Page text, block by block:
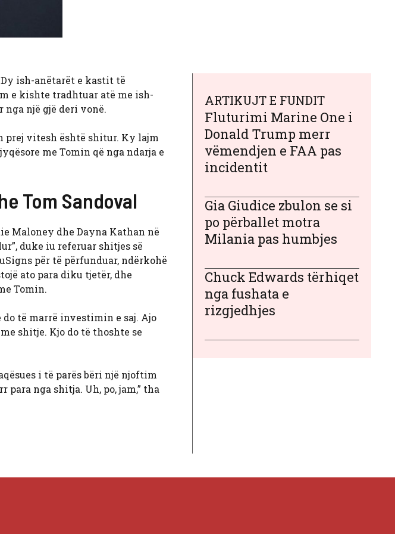
ish-anëtarët e kastit të
e kishte tradhtuar atë me ish-
nga një gjë deri vonë.
prej vitesh është shitur. Ky lajm
me Tomin që nga ndarja e
Tom Sandoval
Maloney dhe Dayna Kathan në
duke iu referuar shitjes së
për të përfunduar, ndërkohë
ato para diku tjetër, dhe
Tomin.
të marrë investimin e saj. Ajo
shitje. Kjo do të thoshte se
i të parës bëri një njoftim
para nga shitja. Uh, po, jam,” tha
ARTIKUJT E FUNDIT
Fluturimi Marine One i
Donald Trump merr
vëmendjen e FAA pas
incidentit
Gia Giudice zbulon se si
po përballet motra
Milania pas humbjes
Chuck Edwards tërhiqet
nga fushata e
rizgjedhjes